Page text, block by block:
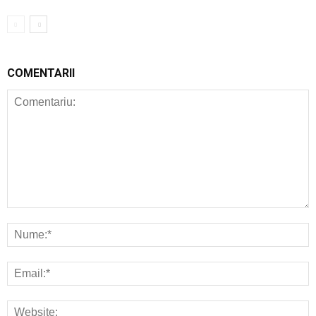
COMENTARII